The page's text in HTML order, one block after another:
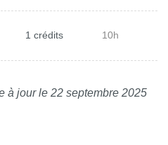
1 crédits 10h
à jour le 22 septembre 2025